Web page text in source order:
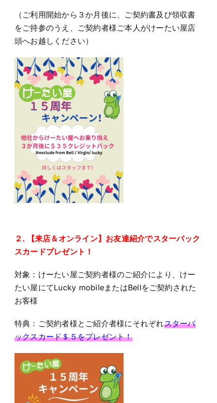
（ご利用開始から３か月後に、ご契約書及び領収書
をご持参のうえ、ご契約者様ご本人がけーたい屋店
頭へお越しください）
２. 【来店＆オンライン】お友達紹介でスターバック
スカードプレゼント！
対象：けーたい屋ご契約者様のご紹介により、けー
たい屋にてLucky mobileまたはBellをご契約された
お客様
特典：ご契約者様とご紹介者様にそれぞれスターバ
ックスカード＄５をプレゼント！